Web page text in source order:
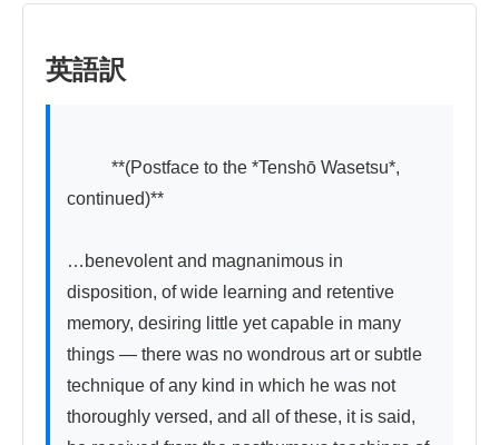
英語訳
continued)**
…benevolent and magnanimous in
disposition, of wide learning and retentive
memory, desiring little yet capable in many
things — there was no wondrous art or subtle
technique of any kind in which he was not
thoroughly versed, and all of these, it is said,